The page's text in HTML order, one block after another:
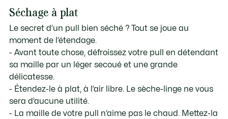
Séchage à plat
Le secret d’un pull bien séché ? Tout se joue au
moment de l’étendage.
- Avant toute chose, défroissez votre pull en détendant
sa maille par un léger secoué et une grande
délicatesse.
- Étendez-le à plat, à l’air libre. Le sèche-linge ne vous
sera d’aucune utilité.
- La maille de votre pull n’aime pas le chaud. Mettez-la